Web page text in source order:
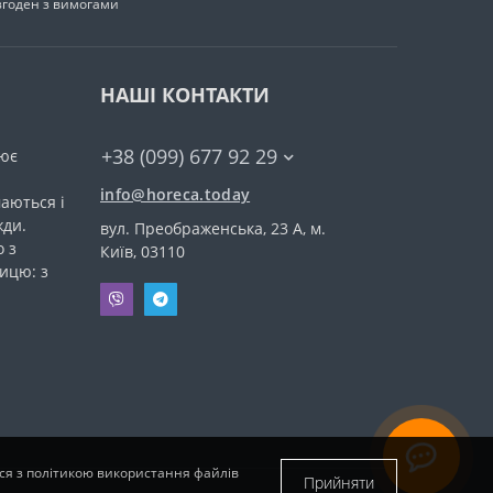
з вимогами
і
з
з
НАШІ КОНТАКТИ
+38 (099) 677 92 29
info@horeca.today
вул. Преображенська, 23 А, м.
Київ, 03110
з політикою використання файлів
Прийняти